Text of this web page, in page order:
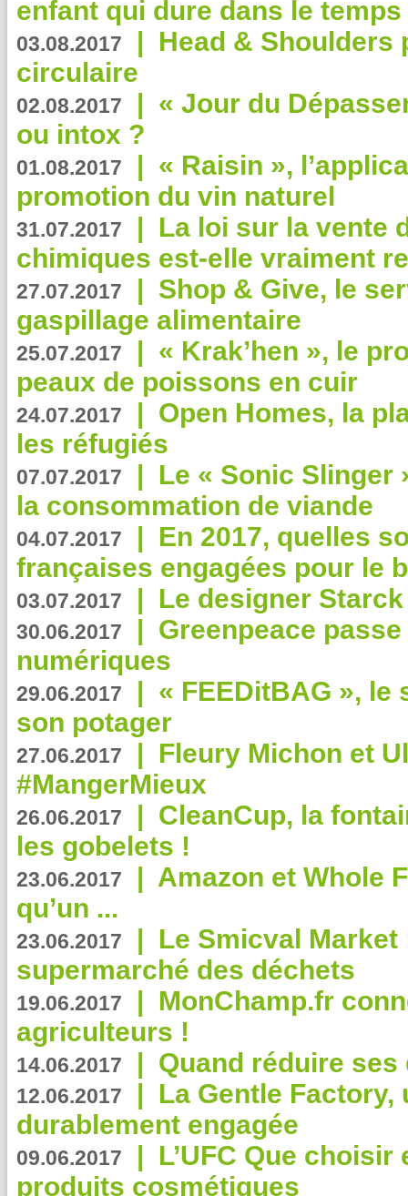
enfant qui dure dans le temps
03.08.2017 | Head & Shoulders
circulaire
02.08.2017 | « Jour du
ou intox ?
01.08.2017 | « Raisin »,
promotion du vin naturel
31.07.2017 | La loi sur la vente
chimiques est-elle vraiment
27.07.2017 | Shop & Give, le
gaspillage alimentaire
25.07.2017 | « Krak’hen », le
peaux de poissons en cuir
24.07.2017 | Open Homes, la
les réfugiés
07.07.2017 | Le « Sonic Slinger
la consommation de viande
04.07.2017 | En 2017, quelles
françaises engagées pour le
03.07.2017 | Le designer
30.06.2017 | Greenpeace
numériques
29.06.2017 | « FEEDitBAG », le
son potager
27.06.2017 | Fleury Michon et
#MangerMieux
26.06.2017 | CleanCup, la
les gobelets !
23.06.2017 | Amazon et Whole
qu’un ...
23.06.2017 | Le Smicval
supermarché des déchets
19.06.2017 | MonChamp.fr
agriculteurs !
14.06.2017 | Quand réduire
12.06.2017 | La Gentle
durablement engagée
09.06.2017 | L’UFC Que
produits cosmétiques